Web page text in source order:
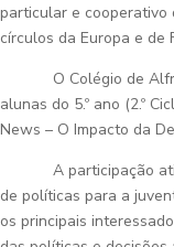
particular e cooperativo
círculos da Europa e de
O Colégio de
alunas do 5.º ano (2.º
News – O Impacto da
A participação ativa
de políticas para a
os principais